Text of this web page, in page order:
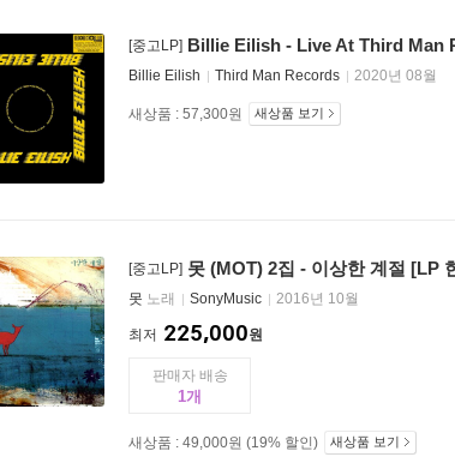
[중고LP] Billie Eilish - Live At Third Man
Billie Eilish Third Man Records 2020년 08월
새상품 : 57,300원 새상품 보기
[중고LP] 못 (MOT) 2집 - 이상한 계절 [LP
못 노래 SonyMusic 2016년 10월
최저 225,000원
판매자 배송
1
새상품 : 49,000원 (19% 할인) 새상품 보기